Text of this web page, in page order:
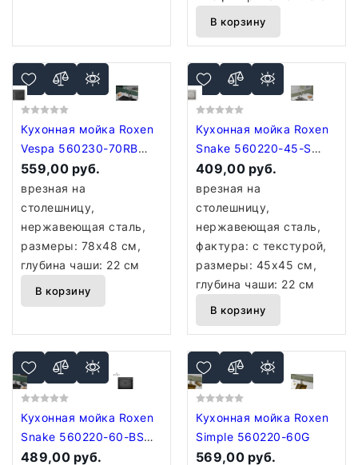
В корзину
Кухонная мойка Roxen
Vespa 560230-70RB
PVD графит (с
коландером и
дозатором)
559,00 руб.
врезная на
столешницу,
нержавеющая сталь,
размеры: 78x48 см,
глубина чаши: 22 см
В корзину
Кухонная мойка Roxen
Snake 560220-45-S
сатин/текстурная
поверхность (с ролл-
матом и дозатором)
409,00 руб.
врезная на
столешницу,
нержавеющая сталь,
фактура: с текстурой,
размеры: 45x45 см,
глубина чаши: 22 см
В корзину
Кухонная мойка Roxen
Snake 560220-60-BS
PVD графит/текстурная
489,00 руб.
Кухонная мойка Roxen
Simple 560220-60G
569,00 руб.